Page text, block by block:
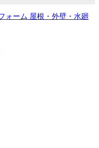
ォーム 屋根・外壁・水廻